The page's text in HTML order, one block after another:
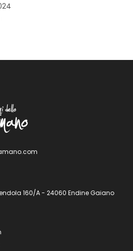
160/A - 24060 Endine Gaiano